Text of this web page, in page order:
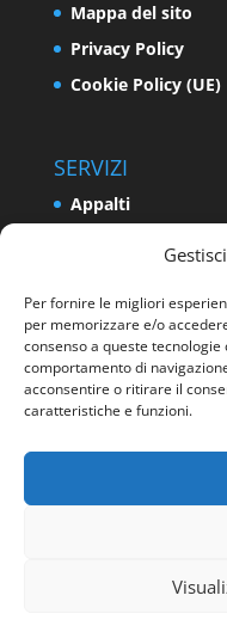
Per fornire le migliori
per memorizzare e/o
consenso a queste
comportamento di
acconsentire o ritirare il
caratteristiche e funzioni.
Mappa del sito
Privacy Policy
Cookie Policy (UE)
SERVIZI
Appalti
Impresa
Programmazione
Energia e
Sicurezza sui